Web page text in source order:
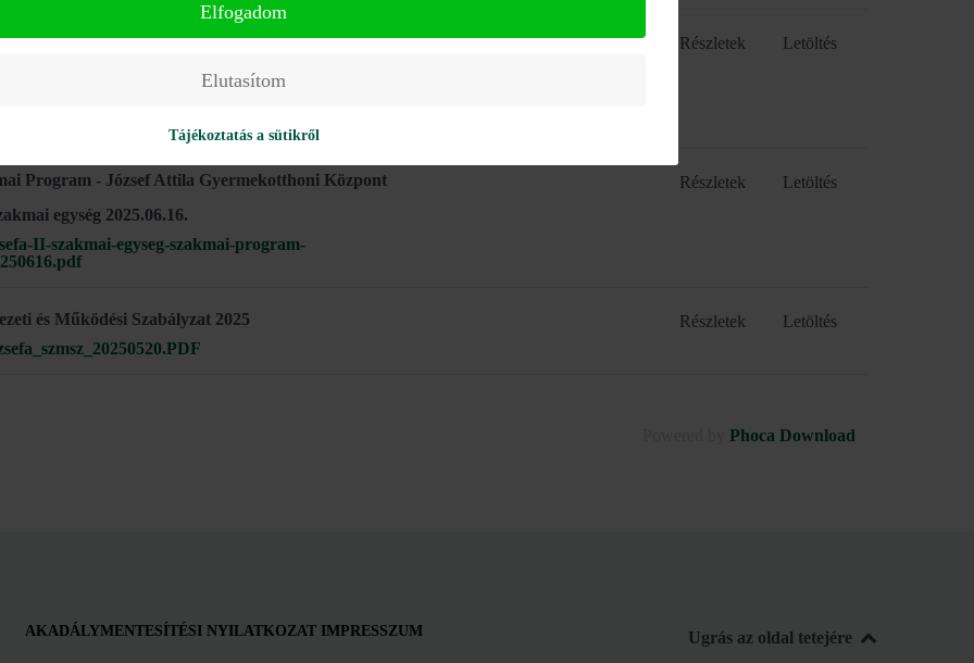
Program - József Attila Gyermekotthoni Központ
Letöltés
Részletek
Program - József Attila Gyermekotthoni Központ
egység 2025.06.16.
II-szakmai-egyseg-szakmai-program-
Letöltés
Részletek
és Működési Szabályzat 2025
Letöltés
Részletek
Phoca Download
AKADÁLYMENTESÍTÉSI NYILATKOZAT IMPRESSZUM Ugrás az oldal tetejére
Elfogadom
Elutasítom
Tájékoztatás a sütikről